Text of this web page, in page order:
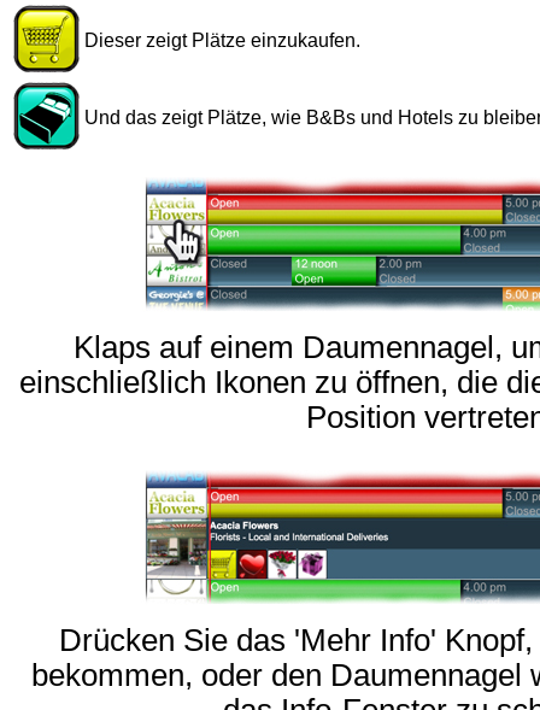
Dieser zeigt Plätze einzukaufen.
Und das zeigt Plätze, wie B&Bs und Hotels zu
Klaps auf einem Daumennagel,
einschließlich Ikonen zu öffnen, die
Position
Drücken Sie das 'Mehr Info'
bekommen, oder den Daumennagel